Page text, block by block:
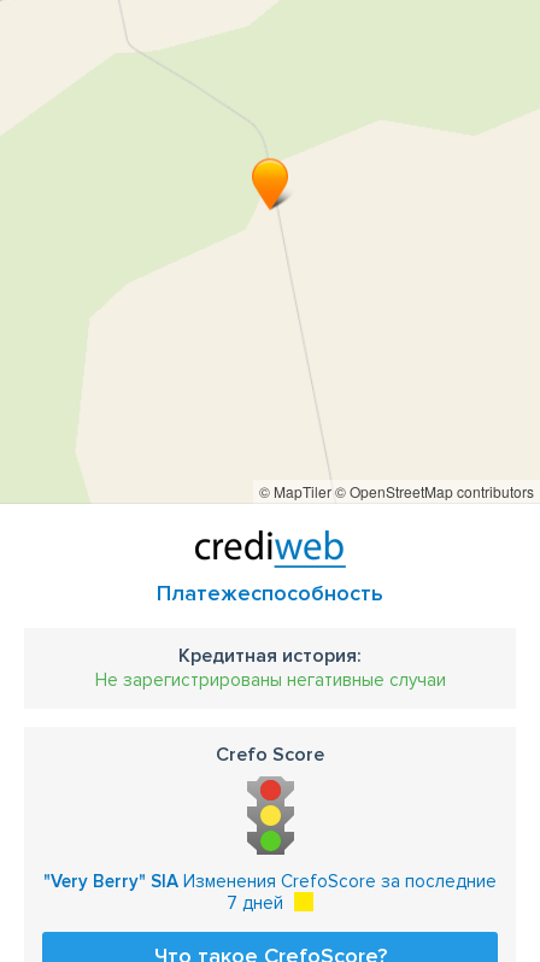
© MapTiler© OpenStreetMap contributors
Платежеспособность
Кредитная история:
Не зарегистрированы негативные случаи
Crefo Score
"Very Berry" SIA Изменения CrefoScore за последние
7 дней
Что такое CrefoScore?